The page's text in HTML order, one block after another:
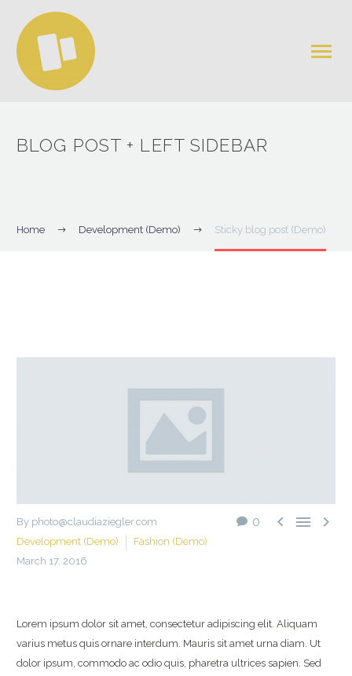
BLOG POST + LEFT SIDEBAR
Home Development (Demo) Sticky blog post (Demo)
0   
By photo@claudiaziegler.com
Development (Demo)
Fashion (Demo)
March 17, 2016
Lorem ipsum dolor sit amet, consectetur adipiscing elit. Aliquam
varius metus quis ornare interdum. Mauris sit amet urna diam. Ut
dolor ipsum, commodo ac odio quis, pharetra ultrices sapien. Sed